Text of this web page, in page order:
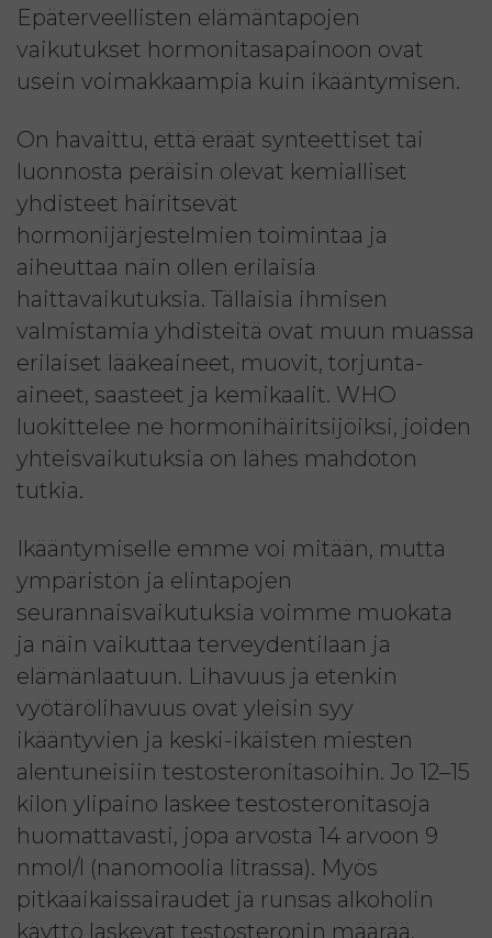
Epäterveellisten elämäntapojen
vaikutukset hormonitasapainoon ovat
usein voimakkaampia kuin ikääntymisen.
On havaittu, että eräät synteettiset tai
luonnosta peräisin olevat kemialliset
yhdisteet häiritsevät
hormonijärjestelmien toimintaa ja
aiheuttaa näin ollen erilaisia
haittavaikutuksia. Tällaisia ihmisen
valmistamia yhdisteitä ovat muun muassa
erilaiset lääkeaineet, muovit, torjunta-
aineet, saasteet ja kemikaalit. WHO
luokittelee ne hormonihäiritsijöiksi, joiden
yhteisvaikutuksia on lähes mahdoton
tutkia.
Ikääntymiselle emme voi mitään, mutta
ympäristön ja elintapojen
seurannaisvaikutuksia voimme muokata
ja näin vaikuttaa terveydentilaan ja
elämänlaatuun. Lihavuus ja etenkin
vyötärölihavuus ovat yleisin syy
ikääntyvien ja keski-ikäisten miesten
alentuneisiin testosteronitasoihin. Jo 12–15
kilon ylipaino laskee testosteronitasoja
huomattavasti, jopa arvosta 14 arvoon 9
nmol/l (nanomoolia litrassa). Myös
pitkäaikaissairaudet ja runsas alkoholin
käyttö laskevat testosteronin määrää.